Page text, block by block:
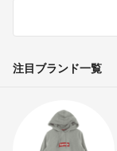
注目ブランド一覧